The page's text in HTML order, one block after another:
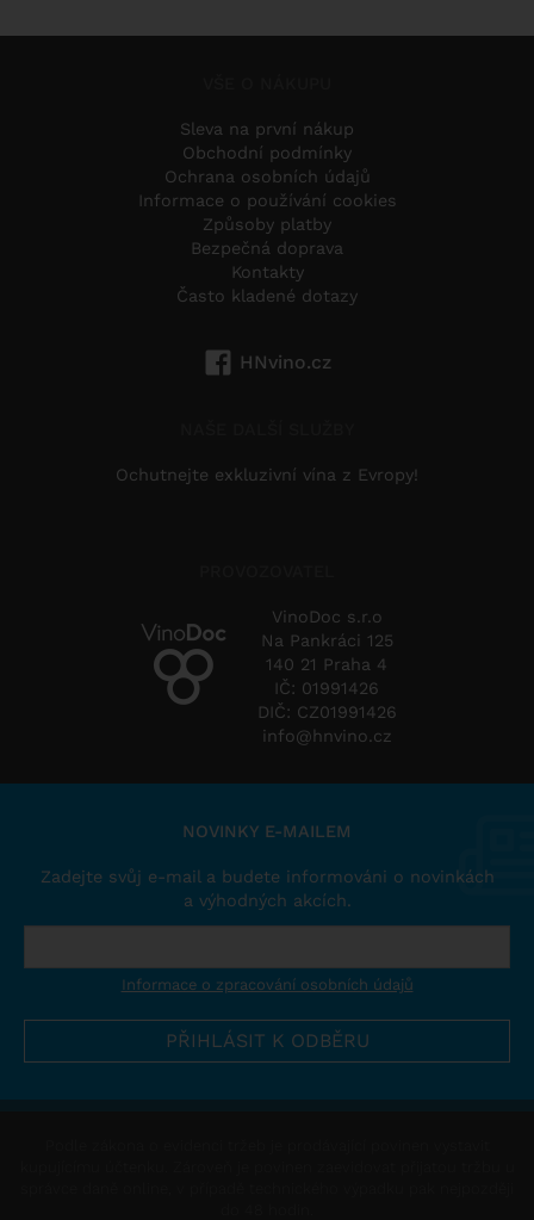
Sleva na první nákup
Obchodní podmínky
Ochrana osobních údajů
Informace o používání cookies
Způsoby platby
Bezpečná doprava
Kontakty
Často kladené dotazy
HNvino.cz
Ochutnejte exkluzivní vína z Evropy!
VinoDoc s.r.o
Na Pankráci 125
140 21 Praha 4
IČ: 01991426
DIČ: CZ01991426
info@hnvino.cz
NOVINKY E-MAILEM
Zadejte svůj e-mail a budete informováni o novinkách
a výhodných akcích.
Informace o zpracování osobních údajů